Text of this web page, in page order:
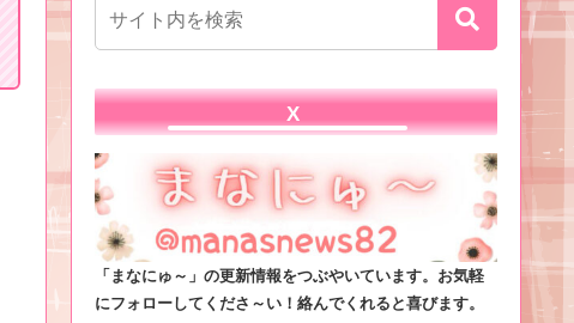
X
「まなにゅ～」の更新情報をつぶやいています。お気軽
にフォローしてくださ～い！絡んでくれると喜びます。